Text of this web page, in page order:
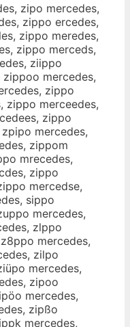
zipo mercedes,
zippo ercedes,
zippo meredes,
zippo merceds,
ziippo
mercedes,
zippo
zippo merceedes,
zippo
mercedes,
zippom
mrecedes,
zippo
mercedse,
sippo
mercedes,
zlppo
mercedes,
zilpo
mercedes,
zipoo
mercedes,
zipßo
mercedes,